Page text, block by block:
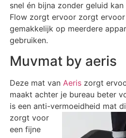
snel én bijna zonder geluid
Flow zorgt ervoor zorgt
gemakkelijk op meerdere
gebruiken.
Muvmat by aeris
Deze mat van Aeris zorgt
maakt achter je bureau beter
is een anti-vermoeidheid mat
zorgt voor
een fijne